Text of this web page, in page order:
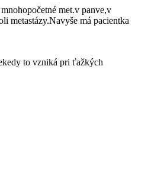
met.v panve,v
metastázy.Navyše má pacientka
to vzniká pri ťažkých